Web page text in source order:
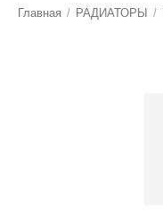
Главная / РАДИАТОРЫ /